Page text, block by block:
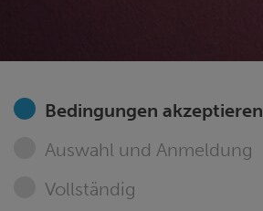
Bedingungen akzeptieren
Auswahl und Anmeldung
Vollständig